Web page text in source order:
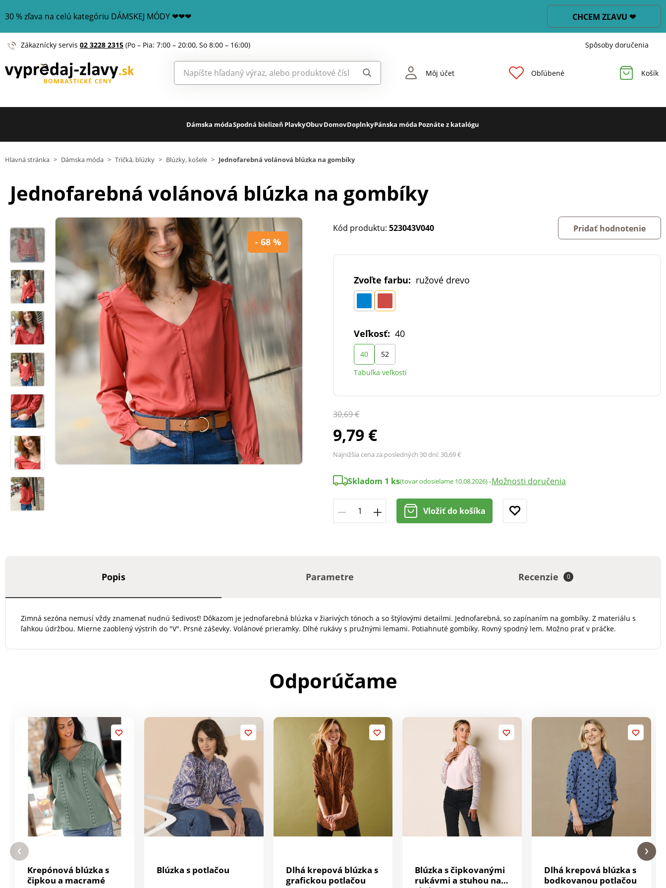
30 % zľava na celú kategóriu DÁMSKEJ MÓDY ❤❤❤ CHCEM ZĽAVU ❤
Zákaznícky servis 02 3228 2315 (Po – Pia: 7:00 – 20:00, So 8:00 – 16:00) Spôsoby doručenia
Môj účet Obľúbené Košík
Dámska módaSpodná bielizeň PlavkyObuvDomovDoplnkyPánska móda Poznáte z katalógu
Hlavná stránka > Dámska móda > Tričká, blúzky > Blúzky, košele > Jednofarebná volánová blúzka na gombíky
Jednofarebná volánová blúzka na gombíky
- 68 %
Kód produktu: 523043V040 Pridať hodnotenie
Zvoľte farbu: ružové drevo
Veľkosť: 40
40
52
Tabuľka veľkostí
30,69 €
9,79 €
Najnižšia cena za posledných 30 dní:30,69 €
Skladom 1 ks(tovar odosielame 10.08.2026)-Možnosti doručenia
Vložiť do košíka
Popis Parametre Recenzie 0
Zimná sezóna nemusí vždy znamenať nudnú šedivosť! Dôkazom je jednofarebná blúzka v žiarivých tónoch a so štýlovými detailmi. Jednofarebná, so zapínaním na gombíky. Z materiálu s
ľahkou údržbou. Mierne zaoblený výstrih do "V". Prsné záševky. Volánové prieramky. Dlhé rukávy s pružnými lemami. Potiahnuté gombíky. Rovný spodný lem. Možno prať v práčke.
Odporúčame
Krepónová blúzka s
čipkou a macramé
Blúzka s potlačou
Dlhá krepová blúzka s
grafickou potlačou
Blúzka s čipkovanými
rukávmi a stuhou na
Dlhá krepová blúzka s
bodkovanou potlačou